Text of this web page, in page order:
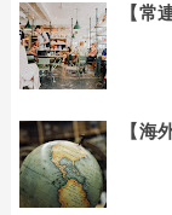
【常
【海